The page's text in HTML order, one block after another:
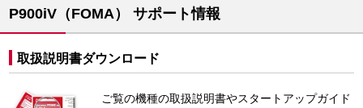
P900iV（FOMA） サポート情報
取扱説明書ダウンロード
ご覧の機種の取扱説明書やスタートアップガイド